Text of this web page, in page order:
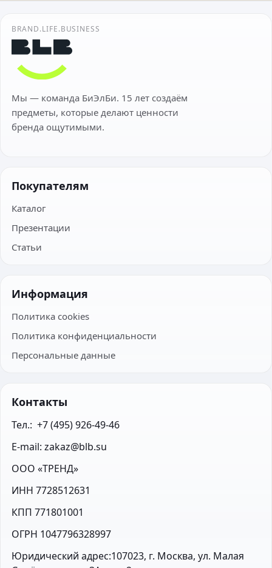
BRAND.LIFE.BUSINESS
Мы — команда БиЭлБи. 15 лет создаём
предметы, которые делают ценности
бренда ощутимыми.
Покупателям
Каталог
Презентации
Статьи
Информация
Политика cookies
Политика конфиденциальности
Персональные данные
Контакты
Тел.:  +7 (495) 926-49-46
E-mail: zakaz@blb.su
ООО «ТРЕНД»
ИНН 7728512631
КПП 771801001
ОГРН 1047796328997
Юридический адрес:107023, г. Москва, ул. Малая